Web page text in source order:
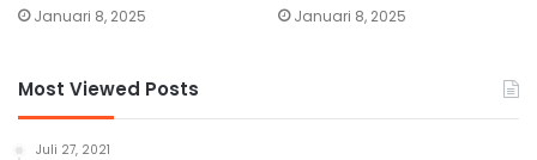
Januari 8, 2025 Januari 8, 2025
Most Viewed Posts
Juli 27, 2021